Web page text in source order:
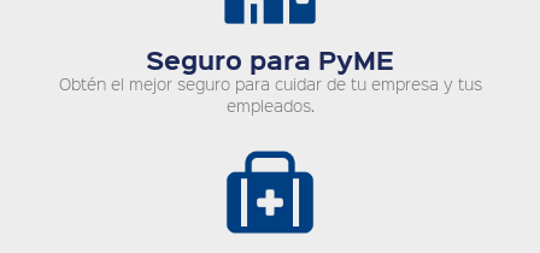
Seguro para PyME
Obtén el mejor seguro para cuidar de tu empresa y tus
empleados.